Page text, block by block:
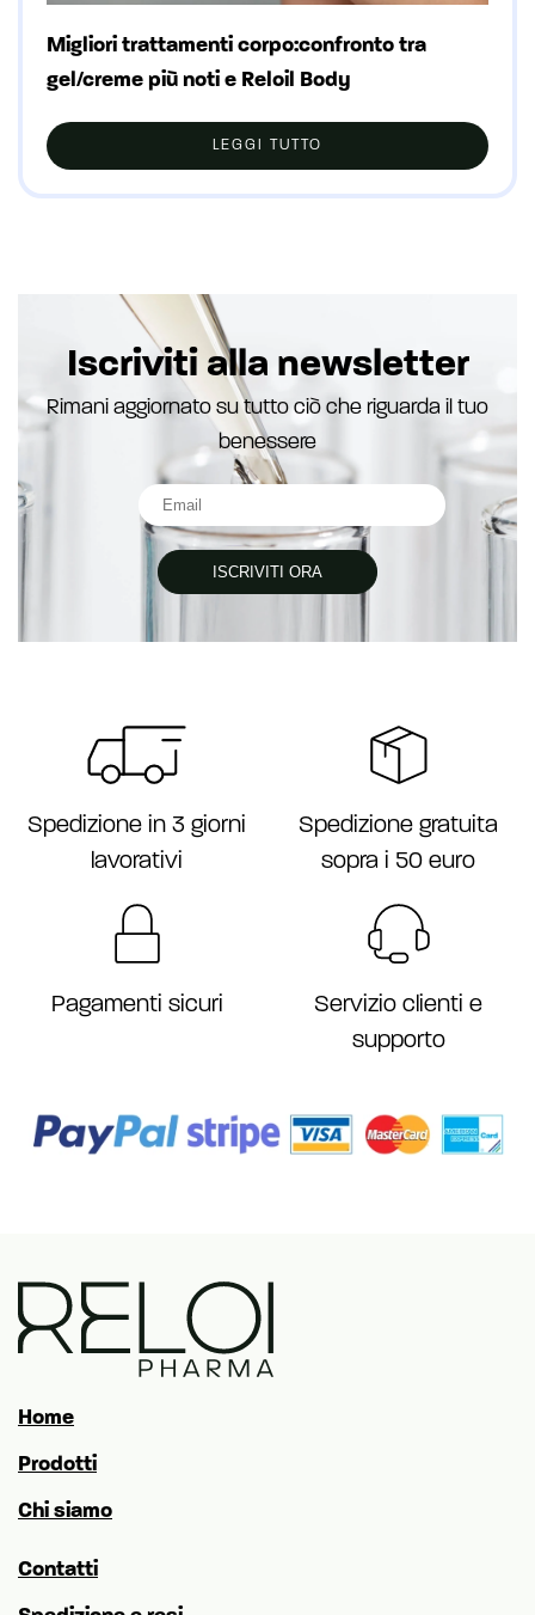
Migliori trattamenti corpo:confronto tra
gel/creme più noti e Reloil Body
LEGGI TUTTO
Iscriviti alla newsletter
Rimani aggiornato su tutto ciò che riguarda il tuo
benessere
ISCRIVITI ORA
Spedizione in 3 giorni
lavorativi
Spedizione gratuita
sopra i 50 euro
Pagamenti sicuri
Servizio clienti e
supporto
Home
Prodotti
Chi siamo
Contatti